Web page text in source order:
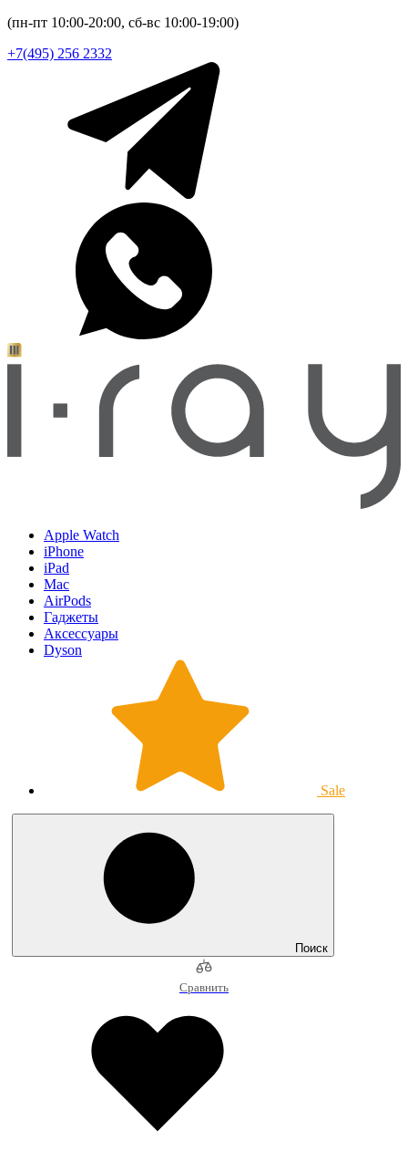
(пн-пт 10:00-20:00, сб-вс 10:00-19:00)
+7(495) 256 2332
Apple Watch
iPhone
iPad
Mac
AirPods
Гаджеты
Аксессуары
Dyson
Sale
Поиск
Сравнить